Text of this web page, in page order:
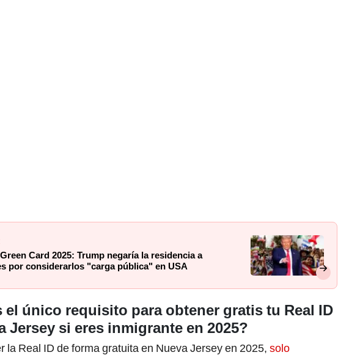
Card 2025: Trump negaría la residencia a
por considerarlos "carga pública" en USA
el único requisito para obtener gratis tu Real ID
Jersey si eres inmigrante en 2025?
la Real ID de forma gratuita en Nueva Jersey en 2025, solo